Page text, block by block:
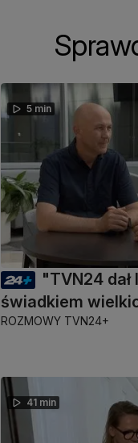
5 min
"TVN24
świadkiem
ROZMOWY TVN24+
41 min